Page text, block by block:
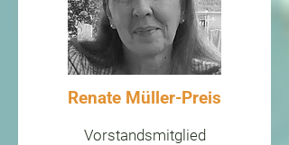
Renate Müller-Preis
Vorstandsmitglied